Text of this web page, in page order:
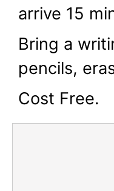
arrive 15
Bring a
pencils,
Cost Free.